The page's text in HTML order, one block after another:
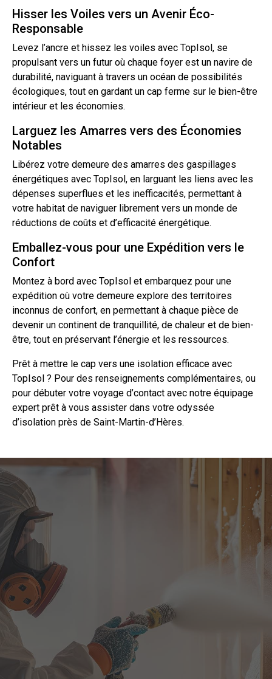
Hisser les Voiles vers un Avenir Éco-
Responsable
Levez l’ancre et hissez les voiles avec TopIsol, se
propulsant vers un futur où chaque foyer est un navire de
durabilité, naviguant à travers un océan de possibilités
écologiques, tout en gardant un cap ferme sur le bien-être
intérieur et les économies.
Larguez les Amarres vers des Économies
Notables
Libérez votre demeure des amarres des gaspillages
énergétiques avec TopIsol, en larguant les liens avec les
dépenses superflues et les inefficacités, permettant à
votre habitat de naviguer librement vers un monde de
réductions de coûts et d’efficacité énergétique.
Emballez-vous pour une Expédition vers le
Confort
Montez à bord avec TopIsol et embarquez pour une
expédition où votre demeure explore des territoires
inconnus de confort, en permettant à chaque pièce de
devenir un continent de tranquillité, de chaleur et de bien-
être, tout en préservant l’énergie et les ressources.
Prêt à mettre le cap vers une isolation efficace avec
TopIsol ? Pour des renseignements complémentaires, ou
pour débuter votre voyage d’contact avec notre équipage
expert prêt à vous assister dans votre odyssée
d’isolation près de Saint-Martin-d’Hères.